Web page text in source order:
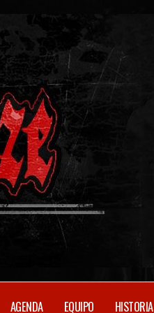
AGENDA EQUIPO HISTORIA